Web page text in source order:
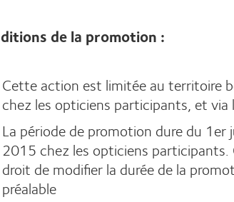
de la promotion :
Cette action est limitée au territoire
chez les opticiens participants, et via
La période de promotion dure du
2015 chez les opticiens participants.
droit de modifier la durée de la
préalable